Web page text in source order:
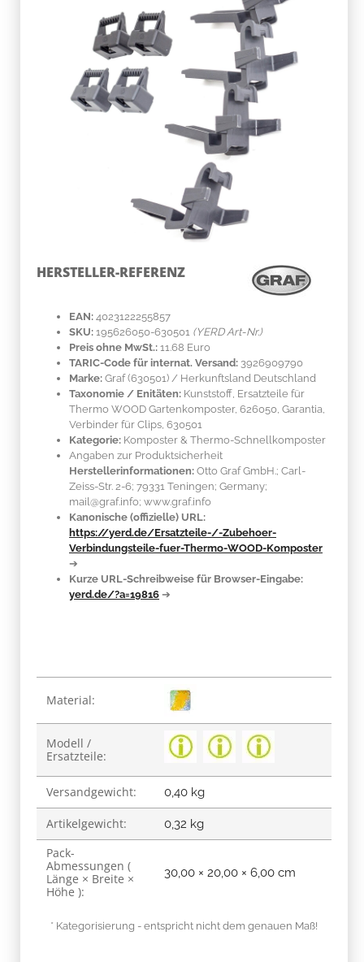
HERSTELLER-REFERENZ
EAN: 4023122255857
SKU: 195626050-630501 (YERD Art-Nr.)
Preis ohne MwSt.: 11.68 Euro
TARIC-Code für internat. Versand: 3926909790
Marke: Graf (630501) / Herkunftsland Deutschland
Taxonomie / Enitäten: Kunststoff, Ersatzteile für
Thermo WOOD Gartenkomposter, 626050, Garantia,
Verbinder für Clips, 630501
Kategorie: Komposter & Thermo-Schnellkomposter
Angaben zur Produktsicherheit
Herstellerinformationen: Otto Graf GmbH.; Carl-
Zeiss-Str. 2-6; 79331 Teningen; Germany;
mail@graf.info; www.graf.info
Kanonische (offizielle) URL:
https://yerd.de/Ersatzteile-/-Zubehoer-
Verbindungsteile-fuer-Thermo-WOOD-Komposter
➔
Kurze URL-Schreibweise für Browser-Eingabe:
yerd.de/?a=19816 ➔
Produkteigenschaft
Material:
Modell /
Ersatzteile:
Versandgewicht: 0,40 kg
Artikelgewicht: 0,32 kg
Pack-
Abmessungen (
Länge × Breite ×
Höhe ):
30,00 × 20,00 × 6,00 cm
* Kategorisierung - entspricht nicht dem genauen Maß!